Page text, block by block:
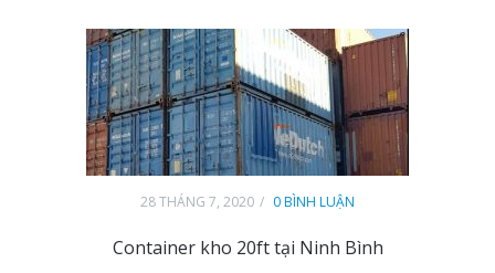
28 THÁNG 7, 2020 0 BÌNH LUẬN
Container kho 20ft tại Ninh Bình